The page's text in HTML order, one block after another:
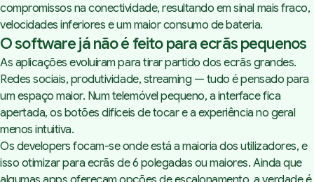
compromissos na conectividade, resultando em sinal mais fraco,
velocidades inferiores e um maior consumo de bateria.
O software já não é feito para ecrãs pequenos
As aplicações evoluíram para tirar partido dos ecrãs grandes.
Redes sociais, produtividade, streaming — tudo é pensado para
um espaço maior. Num telemóvel pequeno, a interface fica
apertada, os botões difíceis de tocar e a experiência no geral
menos intuitiva.
Os developers focam-se onde está a maioria dos utilizadores, e
isso otimizar para ecrãs de 6 polegadas ou maiores. Ainda que